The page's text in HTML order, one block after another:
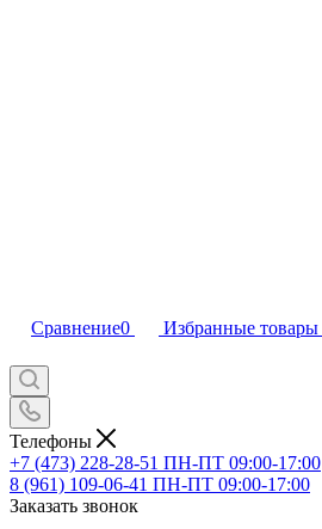
Сравнение0 Избранные товары
Телефоны
+7 (473) 228-28-51 ПН-ПТ 09:00-17:00
8 (961) 109-06-41 ПН-ПТ 09:00-17:00
Заказать звонок